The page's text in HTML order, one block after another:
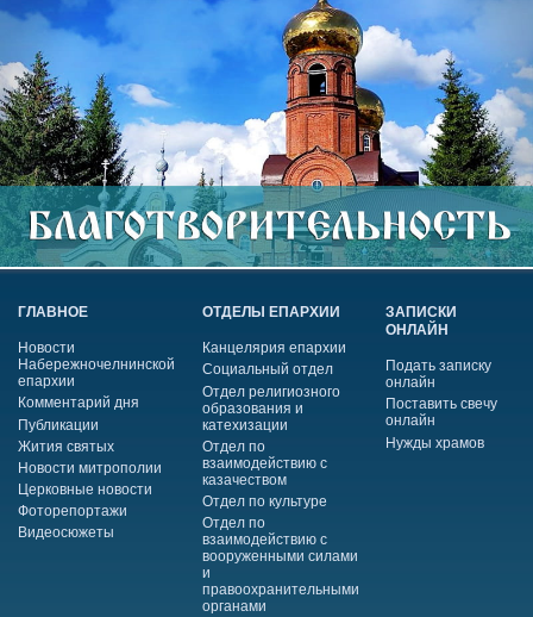
ГЛАВНОЕ
Новости
Набережночелнинской
епархии
Комментарий дня
Публикации
Жития святых
Новости митрополии
Церковные новости
Фоторепортажи
Видеосюжеты
ОТДЕЛЫ ЕПАРХИИ
Канцелярия епархии
Социальный отдел
Отдел религиозного
образования и
катехизации
Отдел по
взаимодействию с
казачеством
Отдел по культуре
Отдел по
взаимодействию с
вооруженными силами
и
правоохранительными
органами
ЗАПИСКИ
ОНЛАЙН
Подать записку
онлайн
Поставить свечу
онлайн
Нужды храмов